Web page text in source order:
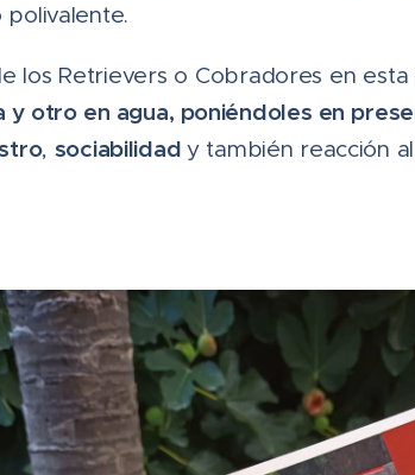
los Retrievers o Cobradores en
otro en agua, poniéndoles en
, sociabilidady también reacción al